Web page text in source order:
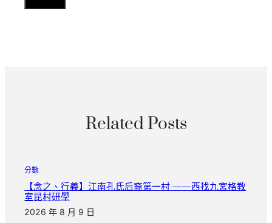
Related Posts
分數
【念之、行義】江南孔氏后裔第一村 ——西找九宮格教
室昆村研學
2026 年 8 月 9 日